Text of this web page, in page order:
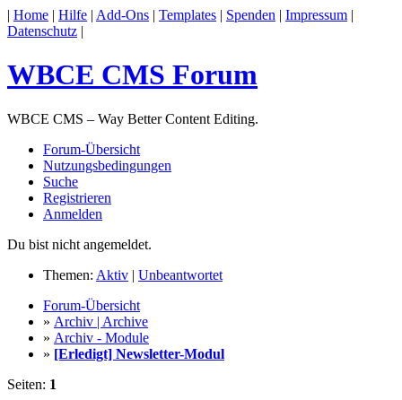
| Home | Hilfe | Add-Ons | Templates | Spenden | Impressum |
Datenschutz |
WBCE CMS Forum
WBCE CMS – Way Better Content Editing.
Forum-Übersicht
Nutzungsbedingungen
Suche
Registrieren
Anmelden
Du bist nicht angemeldet.
Themen: Aktiv | Unbeantwortet
Forum-Übersicht
» Archiv | Archive
» Archiv - Module
» [Erledigt] Newsletter-Modul
Seiten: 1